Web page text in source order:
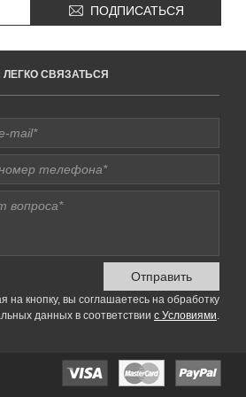
ПОДПИСАТЬСЯ
СВЯЗАТЬСЯ
Отправить
на кнопку, вы соглашаетесь на обработку
данных в соответствии с Условиями.